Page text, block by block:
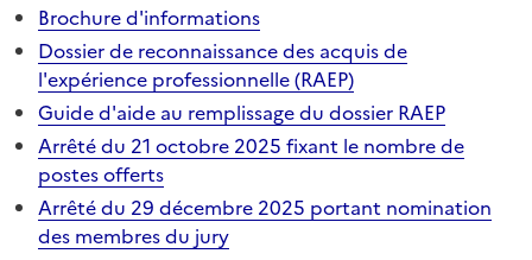
Brochure d'informations
Dossier de reconnaissance des acquis de
l'expérience professionnelle (RAEP)
Guide d'aide au remplissage du dossier RAEP
Arrêté du 21 octobre 2025 fixant le nombre de
postes offerts
Arrêté du 29 décembre 2025 portant nomination
des membres du jury